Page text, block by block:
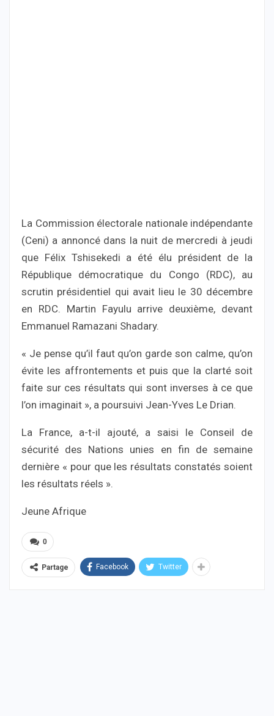
La Commission électorale nationale indépendante
(Ceni) a annoncé dans la nuit de mercredi à jeudi
que Félix Tshisekedi a été élu président de la
République démocratique du Congo (RDC), au
scrutin présidentiel qui avait lieu le 30 décembre
en RDC. Martin Fayulu arrive deuxième, devant
Emmanuel Ramazani Shadary.
« Je pense qu’il faut qu’on garde son calme, qu’on
évite les affrontements et puis que la clarté soit
faite sur ces résultats qui sont inverses à ce que
l’on imaginait », a poursuivi Jean-Yves Le Drian.
La France, a-t-il ajouté, a saisi le Conseil de
sécurité des Nations unies en fin de semaine
dernière « pour que les résultats constatés soient
les résultats réels ».
Jeune Afrique
0
Partage Facebook Twitter